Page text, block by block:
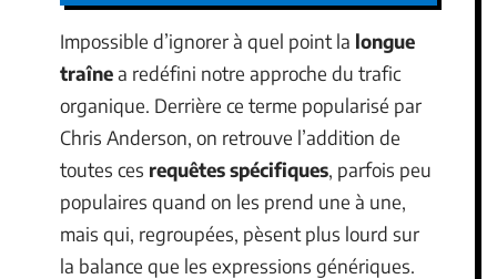
Impossible d’ignorer à quel point la longue
traînea redéfini notre approche du trafic
organique. Derrière ce terme popularisé par
Chris Anderson, on retrouve l’addition de
toutes ces requêtes spécifiques, parfois peu
populaires quand on les prend une à une,
mais qui, regroupées, pèsent plus lourd sur
la balance que les expressions génériques.